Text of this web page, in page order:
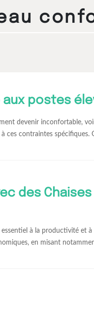
aux postes
devenir inconfortable,
ces contraintes spécifiques.
des Chaises
à la productivité et à
en misant